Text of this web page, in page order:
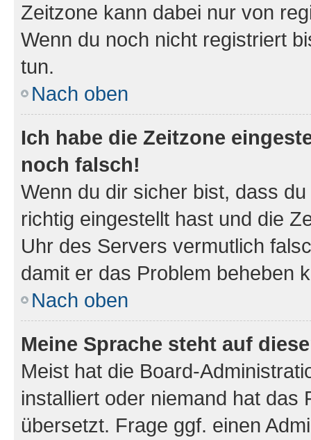
Zeitzone kann dabei nur von
Wenn du noch nicht registriert
tun.
Nach oben
Ich habe die Zeitzone
noch falsch!
Wenn du dir sicher bist, dass
richtig eingestellt hast und die
Uhr des Servers vermutlich
damit er das Problem beheben
Nach oben
Meine Sprache steht auf
Meist hat die Board-
installiert oder niemand hat das
übersetzt. Frage ggf. einen